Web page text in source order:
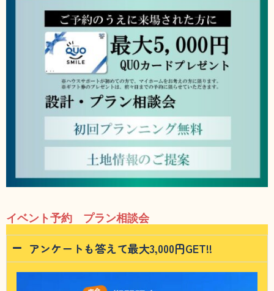
イベント予約 プラン相談会
アンケートも答えて最大3,000円GET!!